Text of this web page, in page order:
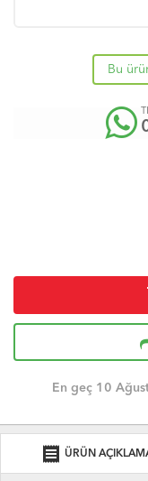
Bu
En geç 10
receipt ÜRÜN